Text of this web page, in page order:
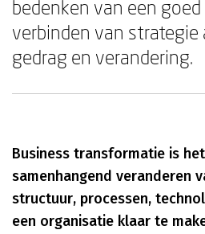
bedenken van een
verbinden van
gedrag en verandering.
Business transformatie is
samenhangend veranderen
structuur, processen,
een organisatie klaar te